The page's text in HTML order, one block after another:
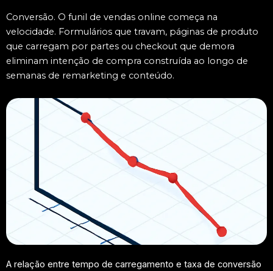
Conversão. O funil de vendas online começa na
velocidade. Formulários que travam, páginas de produto
que carregam por partes ou checkout que demora
eliminam intenção de compra construída ao longo de
semanas de remarketing e conteúdo.
A relação entre tempo de carregamento e taxa de conversão